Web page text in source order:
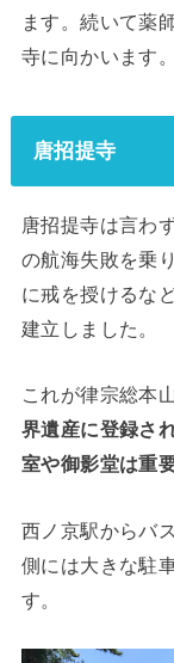
ます。続いて薬
寺に向かいます。
唐招提寺
唐招提寺は言わ
の航海失敗を乗
に戒を授けるな
建立しました。
これが律宗総本
界遺産に登録さ
室や御影堂は重
西ノ京駅からバ
側には大きな駐
す。